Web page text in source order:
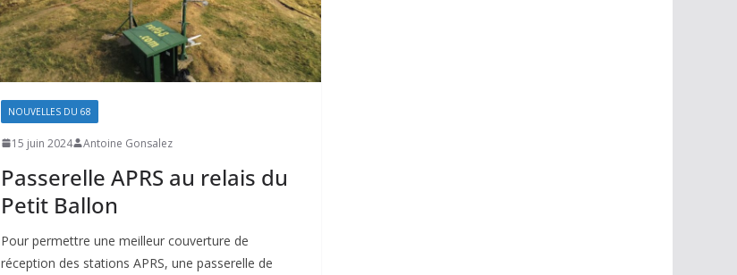
NOUVELLES DU 68
15 juin 2024 Antoine Gonsalez
Passerelle APRS au relais du
Petit Ballon
Pour permettre une meilleur couverture de
réception des stations APRS, une passerelle de